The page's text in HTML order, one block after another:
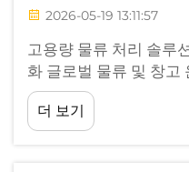
2026-05-19 13:11:57
고용량 물류 처리 솔루
화 글로벌 물류 및 창고
분야에서, 적절한 물류
표준 기술 사양을 검토
다...
더 보기